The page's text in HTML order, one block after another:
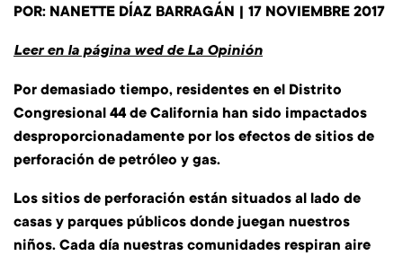
POR: NANETTE DÍAZ BARRAGÁN | 17 NOVIEMBRE 2017
Leer en la página wed de La Opinión
Por demasiado tiempo, residentes en el Distrito
Congresional 44 de California han sido impactados
desproporcionadamente por los efectos de sitios de
perforación de petróleo y gas.
Los sitios de perforación están situados al lado de
casas y parques públicos donde juegan nuestros
niños. Cada día nuestras comunidades respiran aire